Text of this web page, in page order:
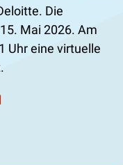
Die
Mai 2026. Am
Uhr eine virtuelle